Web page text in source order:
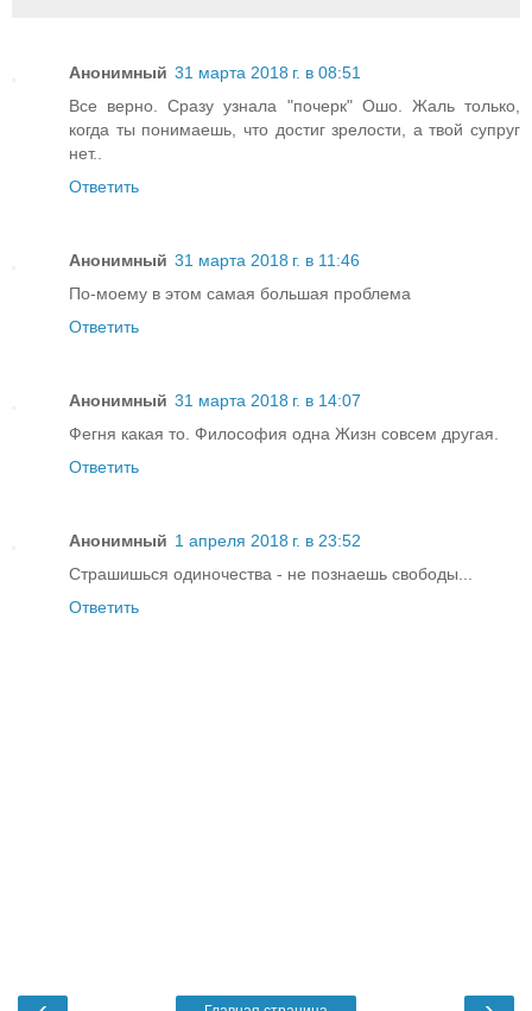
Анонимный 31 марта 2018 г. в 08:51
Все верно. Сразу узнала "почерк" Ошо. Жаль только,
когда ты понимаешь, что достиг зрелости, а твой супруг
нет..
Ответить
Анонимный 31 марта 2018 г. в 11:46
По-моему в этом самая большая проблема
Ответить
Анонимный 31 марта 2018 г. в 14:07
Фегня какая то. Философия одна Жизн совсем другая.
Ответить
Анонимный 1 апреля 2018 г. в 23:52
Страшишься одиночества - не познаешь свободы...
Ответить